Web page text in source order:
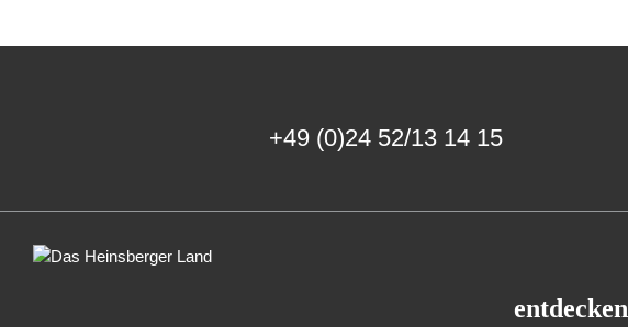
+49 (0)24 52/13 14 15
entdecken